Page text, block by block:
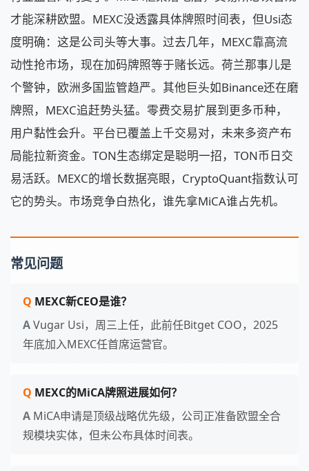
才能深耕欧盟。MEXC没透露具体牌照时间表，但Usi态
度明确：这是公司头等大事。过去几年，MEXC靠高流
动性抢市场，现在加码牌照等于赌长远。荷兰那事儿是
个警钟，欧洲多国监管趋严。其他巨头如Binance还在磨
牌照，MEXC追赶势头猛。零费交易扩展到更多币种，
用户黏性会升。平台已覆盖上千交易对，未来多资产布
局能拉新资金。TON生态绑定是聪明一招，TON币日交
易活跃。MEXC的增长数据亮眼，CryptoQuant指数认可
它的势头。市场竞争白热化，谁先拿MiCA谁占先机。
常见问题
MEXC新CEO是谁？
Vugar Usi，周三上任，此前任Bitget COO，2025
年底加入MEXC任首席运营官。
MEXC的MiCA牌照进展如何？
MiCA申请是顶级战略优先级，公司正准备欧盟全合
规模块实体，但未公布具体时间表。